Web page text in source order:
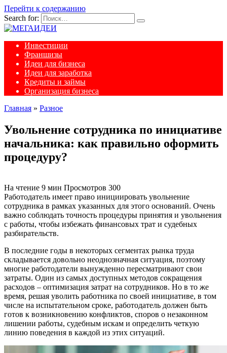
Перейти к содержанию
Search for:
Инвестиции
Франшизы
Идеи для бизнеса
Идеи для заработка
Кредиты и займы
Организация бизнеса
Главная » Разное
Увольнение сотрудника по инициативе
начальника: как правильно оформить
процедуру?
На чтение 9 мин Просмотров 300
Работодатель имеет право инициировать увольнение
сотрудника в рамках указанных для этого оснований. Очень
важно соблюдать точность процедуры принятия и увольнения
с работы, чтобы избежать финансовых трат и судебных
разбирательств.
В последние годы в некоторых сегментах рынка труда
складывается довольно неоднозначная ситуация, поэтому
многие работодатели вынужденно пересматривают свои
затраты. Один из самых доступных методов сокращения
расходов – оптимизация затрат на сотрудников. Но в то же
время, решая уволить работника по своей инициативе, в том
числе на испытательном сроке, работодатель должен быть
готов к возникновению конфликтов, споров о незаконном
лишении работы, судебным искам и определить четкую
линию поведения в каждой из этих ситуаций.